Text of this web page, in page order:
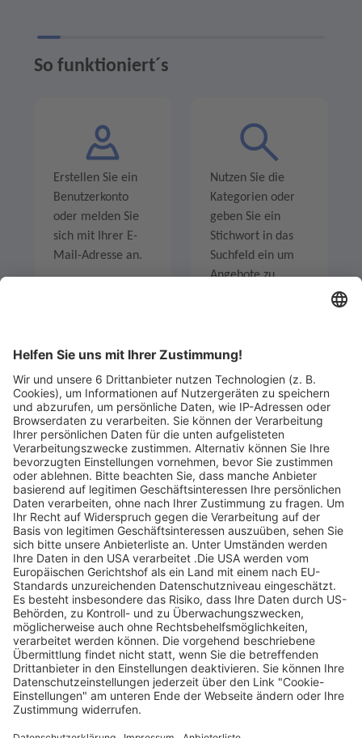
So funktioniert´s
Erstellen Sie ein
Benutzerkonto
oder melden Sie
sich mit Ihrer E-
Mail-Adresse an.
Nutzen Sie die
Kategorien oder
geben Sie ein
Stichwort in das
Suchfeld ein um
Angebote zu
Legen Sie zum
Mitbieten eine
Höchstgrenze für
Ihr Gebot fest. Ein
automatischer
Bietagent bietet
für Sie bis zum
Höchstgebot.
Sind Sie am Ende
der
Höchstbietende,
werden Sie per E-
Mail informiert
und erhalten nach
Zahlungseingang
ein Zertifikat zum
Einlösen des
Angebots.
Page Footer